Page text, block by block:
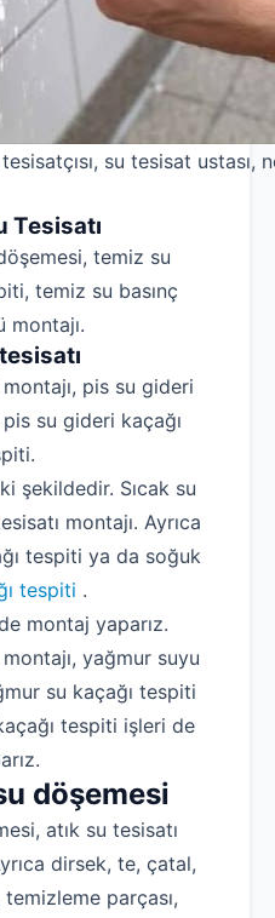
su tesisat
Tesisatı
temiz su
temiz su basınç
montajı.
pis su gideri
pis su gideri kaçağı
şekildedir. Sıcak su
montajı. Ayrıca
tespiti ya da soğuk
tespiti .
montaj yaparız.
yağmur suyu
su kaçağı tespiti
tespiti işleri de
döşemesi
atık su tesisatı
dirsek, te, çatal,
parçası,